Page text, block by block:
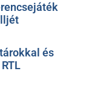
és